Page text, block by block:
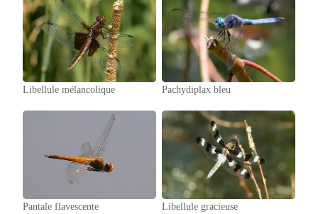
Libellule mélancolique Pachydiplax bleu
Pantale flavescente Libellule gracieuse